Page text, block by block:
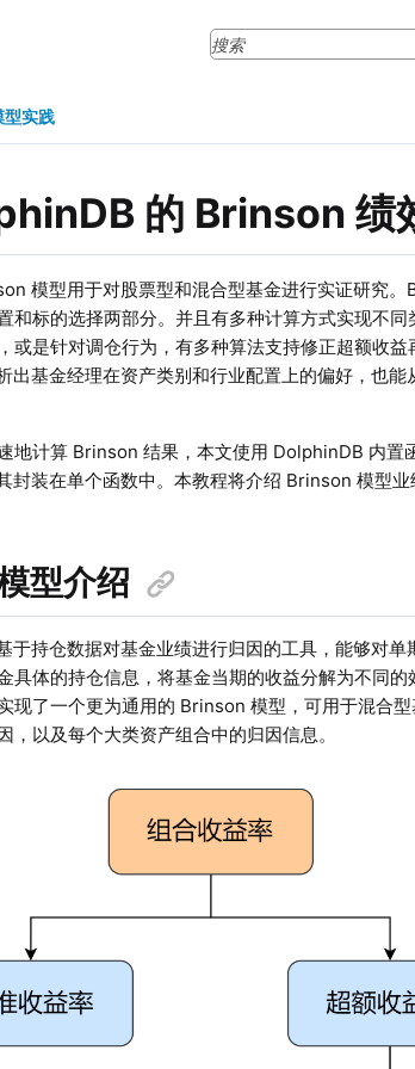
实践
的 Brinson 绩
模型用于对股票型和混合型基金进行实证研究
和标的选择两部分。并且有多种计算方式实现不
或是针对调仓行为，有多种算法支持修正超额收益
出基金经理在资产类别和行业配置上的偏好，也
地计算 Brinson 结果，本文使用 DolphinDB 内置
封装在单个函数中。本教程将介绍 Brinson 模型
型介绍
于持仓数据对基金业绩进行归因的工具，能够对
具体的持仓信息，将基金当期的收益分解为不同
现了一个更为通用的 Brinson 模型，可用于混合
，以及每个大类资产组合中的归因信息。